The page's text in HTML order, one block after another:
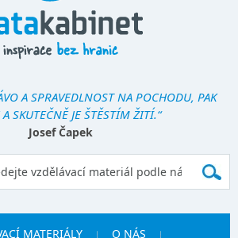
A SPRAVEDLNOST NA POCHODU, PAK
A SKUTEČNĚ JE ŠTĚSTÍM ŽITÍ.“
Josef Čapek
MATERIÁLY O NÁS